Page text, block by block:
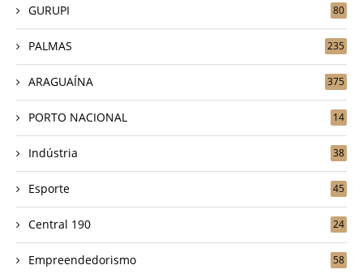
GURUPI 80
PALMAS 235
ARAGUAÍNA 375
PORTO NACIONAL 14
Indústria 38
Esporte 45
Central 190 24
Empreendedorismo 58